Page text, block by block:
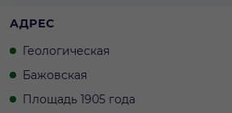
АДРЕС
Геологическая
Бажовская
Площадь 1905 года